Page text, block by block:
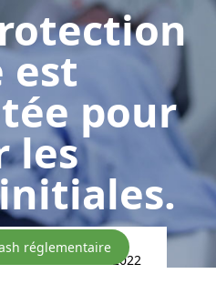
est
pour
les
réglementaire
31/01/2022